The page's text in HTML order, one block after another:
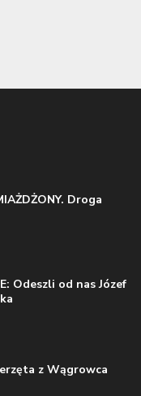
Droga
Odeszli od nas Józef
z Wągrowca